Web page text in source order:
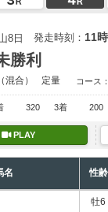
8日 発走時刻： 11
勝利
（混合） 定量 コース
320 3着 200
PLAY
名 性齢
牡6